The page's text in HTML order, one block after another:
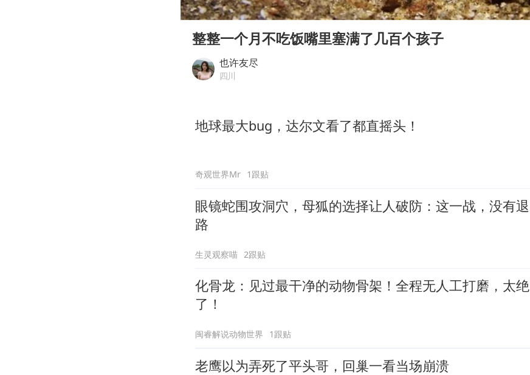
广岛核爆81周年央视播《奥本海默》
河南某医院2.33亿工程串标案细节披露
Play
00:00
整整一个月不吃饭嘴里塞满了几百个孩子
也许友尽
四川
地球最大bug，达尔文看了都直摇头！
奇观世界Mr 1跟贴
眼镜蛇围攻洞穴，母狐的选择让人破防：这一战，没有退
路
生灵观察喵 2跟贴
化骨龙：见过最干净的动物骨架！全程无人工打磨，太绝
了！
闽睿解说动物世界 1跟贴
老鹰以为弄死了平头哥，回巢一看当场崩溃